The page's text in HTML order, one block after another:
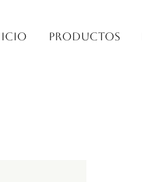
PRODUCTOS